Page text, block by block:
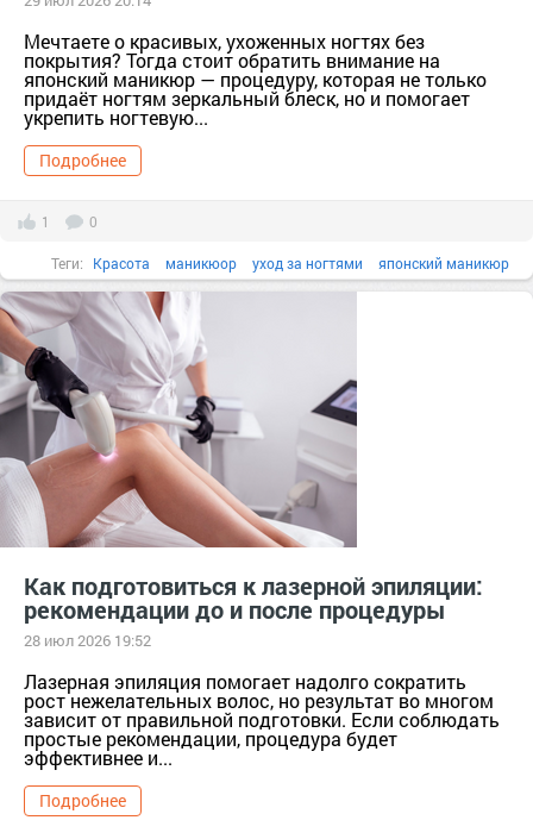
Мечтаете о красивых, ухоженных ногтях без
покрытия? Тогда стоит обратить внимание на
японский маникюр — процедуру, которая не только
придаёт ногтям зеркальный блеск, но и помогает
укрепить ногтевую...
Подробнее
1 0
Теги: Красота маникюор уход за ногтями японский маникюр
Как подготовиться к лазерной эпиляции:
рекомендации до и после процедуры
28 июл 2026 19:52
Лазерная эпиляция помогает надолго сократить
рост нежелательных волос, но результат во многом
зависит от правильной подготовки. Если соблюдать
простые рекомендации, процедура будет
эффективнее и...
Подробнее